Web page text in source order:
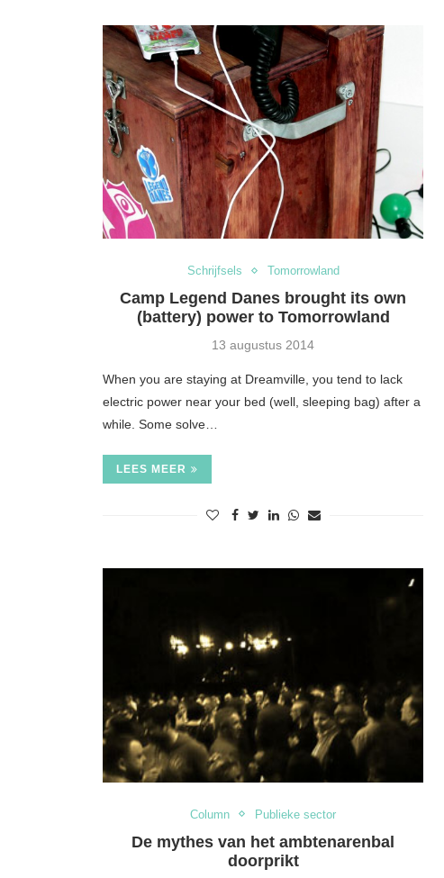
Schrijfsels Tomorrowland
Camp Legend Danes brought its own
(battery) power to Tomorrowland
13 augustus 2014
When you are staying at Dreamville, you tend to lack
electric power near your bed (well, sleeping bag) after a
while. Some solve…
LEES MEER
Column Publieke sector
De mythes van het ambtenarenbal
doorprikt